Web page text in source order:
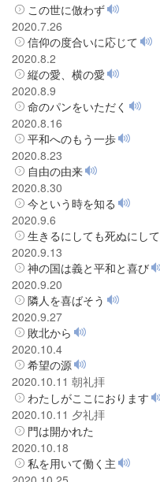
この世に倣わず
2020.7.26
信仰の度合いに応じて
2020.8.2
縦の愛、横の愛
2020.8.9
命のパンをいただく
2020.8.16
平和へのもう一歩
2020.8.23
自由の由来
2020.8.30
今という時を知る
2020.9.6
生きるにしても死ぬにし
2020.9.13
神の国は義と平和と喜び
2020.9.20
隣人を喜ばそう
2020.9.27
敗北から
2020.10.4
希望の源
2020.10.11 朝礼拝
わたしがここにおります
2020.10.11 夕礼拝
門は開かれた
2020.10.18
私を用いて働く主